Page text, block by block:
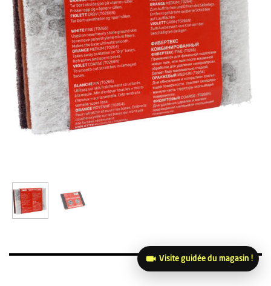
Visite guidée du magasin !